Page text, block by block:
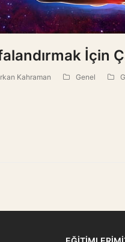
İçin
Kahraman Genel